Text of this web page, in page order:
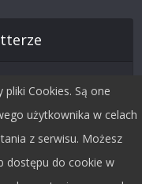
Cookies. Są one
użytkownika w celach
z serwisu. Możesz
dostępu do cookie w